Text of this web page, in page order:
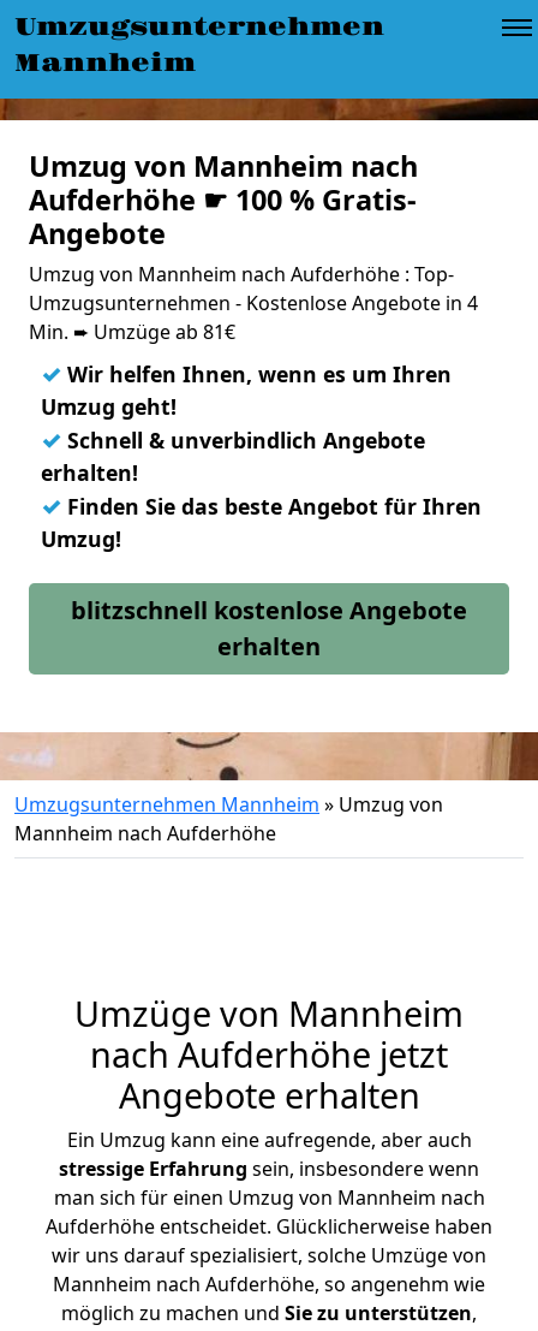
Umzugsunternehmen
Mannheim
Umzug von Mannheim nach
Aufderhöhe ☛ 100 % Gratis-
Angebote
Umzug von Mannheim nach Aufderhöhe : Top-
Umzugsunternehmen - Kostenlose Angebote in 4
Min. ➨ Umzüge ab 81€
✓ Wir helfen Ihnen, wenn es um Ihren
Umzug geht!
✓ Schnell & unverbindlich Angebote
erhalten!
✓ Finden Sie das beste Angebot für Ihren
Umzug!
blitzschnell kostenlose Angebote
erhalten
Umzugsunternehmen Mannheim » Umzug von
Mannheim nach Aufderhöhe
Umzüge von Mannheim
nach Aufderhöhe jetzt
Angebote erhalten
Ein Umzug kann eine aufregende, aber auch
stressige Erfahrung sein, insbesondere wenn
man sich für einen Umzug von Mannheim nach
Aufderhöhe entscheidet. Glücklicherweise haben
wir uns darauf spezialisiert, solche Umzüge von
Mannheim nach Aufderhöhe, so angenehm wie
möglich zu machen und Sie zu unterstützen,